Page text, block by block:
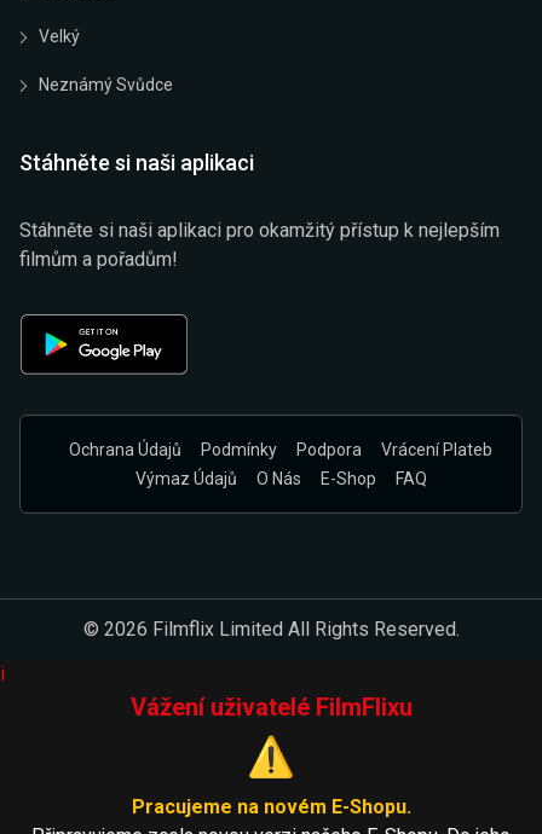
Velký
Neznámý Svůdce
Stáhněte si naši aplikaci
Stáhněte si naši aplikaci pro okamžitý přístup k nejlepším
filmům a pořadům!
Ochrana Údajů Podmínky Podpora
Vrácení Plateb
Výmaz Údajů
O Nás E-Shop FAQ
© 2026 Filmflix Limited All Rights Reserved.
i
Vážení uživatelé FilmFlixu
⚠️
Pracujeme na novém E-Shopu.